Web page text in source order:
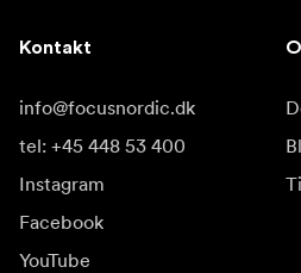
Kontakt
info@focusnordic.dk
tel: +45 448 53 400
Instagram
Facebook
YouTube